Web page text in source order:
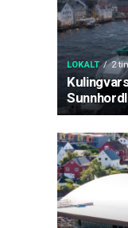
LOKALT 2